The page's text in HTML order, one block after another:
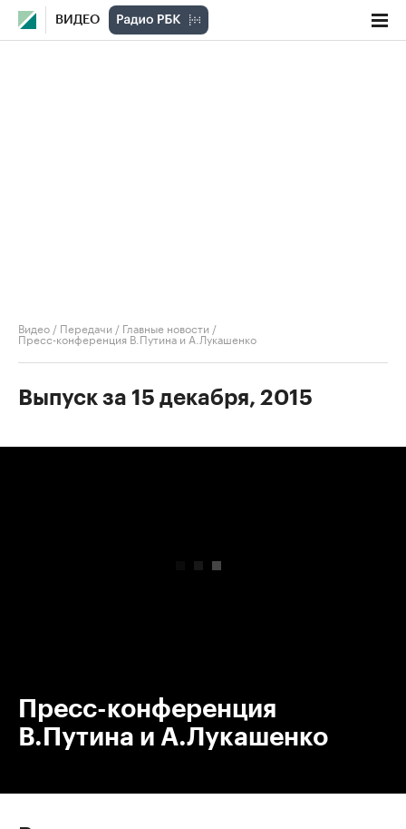
ВИДЕО
Видео / Передачи / Главные новости /
Пресс-конференция В.Путина и А.Лукашенко
Выпуск за 15 декабря, 2015
Пресс-конференция
В.Путина и А.Лукашенко